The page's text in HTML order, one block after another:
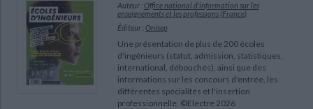
Auteur : Office national d'information sur les
enseignements et les professions (France)
Éditeur : Onisep
Une présentation de plus de 200 écoles
d'ingénieurs (statut, admission, statistiques,
international, débouchés), ainsi que des
informations sur les concours d'entrée, les
différentes spécialités et l'insertion
professionnelle. ©Electre 2026